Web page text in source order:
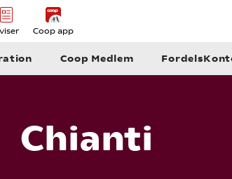
Coop app
Coop Medlem
Chianti